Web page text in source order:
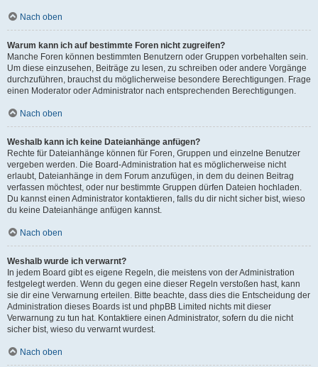
Nach oben
Warum kann ich auf bestimmte Foren nicht zugreifen?
Manche Foren können bestimmten Benutzern oder Gruppen vorbehalten sein.
Um diese einzusehen, Beiträge zu lesen, zu schreiben oder andere Vorgänge
durchzuführen, brauchst du möglicherweise besondere Berechtigungen. Frage
einen Moderator oder Administrator nach entsprechenden Berechtigungen.
Nach oben
Weshalb kann ich keine Dateianhänge anfügen?
Rechte für Dateianhänge können für Foren, Gruppen und einzelne Benutzer
vergeben werden. Die Board-Administration hat es möglicherweise nicht
erlaubt, Dateianhänge in dem Forum anzufügen, in dem du deinen Beitrag
verfassen möchtest, oder nur bestimmte Gruppen dürfen Dateien hochladen.
Du kannst einen Administrator kontaktieren, falls du dir nicht sicher bist, wieso
du keine Dateianhänge anfügen kannst.
Nach oben
Weshalb wurde ich verwarnt?
In jedem Board gibt es eigene Regeln, die meistens von der Administration
festgelegt werden. Wenn du gegen eine dieser Regeln verstoßen hast, kann
sie dir eine Verwarnung erteilen. Bitte beachte, dass dies die Entscheidung der
Administration dieses Boards ist und phpBB Limited nichts mit dieser
Verwarnung zu tun hat. Kontaktiere einen Administrator, sofern du die nicht
sicher bist, wieso du verwarnt wurdest.
Nach oben